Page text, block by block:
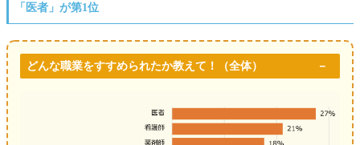
「医者」が第1位
どんな職業をすすめられたか教えて！（全体）